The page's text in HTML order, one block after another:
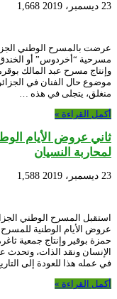
23 ديسمبر، 2019 1,668
مسرحية “أخردوس” أو
وإنتاج مسرح عبد المالك
موضوع حال الفنان في
منغلق، يتجلى في هذه …
أكمل القراءة »
ثاني عروض الأيام
لمحاربة النسيان
23 ديسمبر، 2019 1,588
استقبل المسرح الوطني
عروض الأيام الوطنية
حمزة بوقير وإنتاج جمعية
الإنسان ونقد الذات، وتحدث
في عمله هذا للعودة إلى
أكمل القراءة »